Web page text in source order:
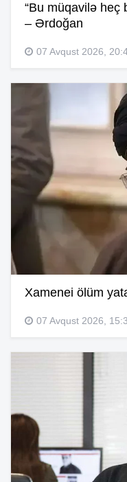
“Bu müqavilə heç
– Ərdoğan
07 Avqust 2026,
Xamenei ölüm
07 Avqust 2026,